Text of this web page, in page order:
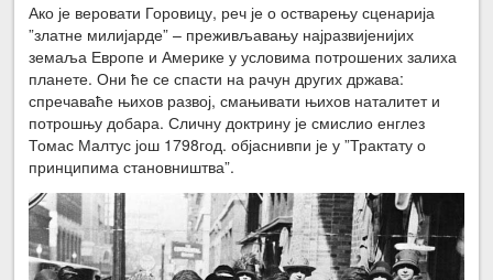
Ако је веровати Горовицу, реч је о остварењу сценарија
”златне милијарде” – преживљавању најразвијенијих
земаља Европе и Америке у условима потрошених залиха
планете. Они ће се спасти на рачун других држава:
спречаваће њихов развој, смањивати њихов наталитет и
потрошњу добара. Сличну доктрину је смислио енглез
Томас Малтус још 1798год. објаснивпи је у ”Трактату о
принципима становништва”.